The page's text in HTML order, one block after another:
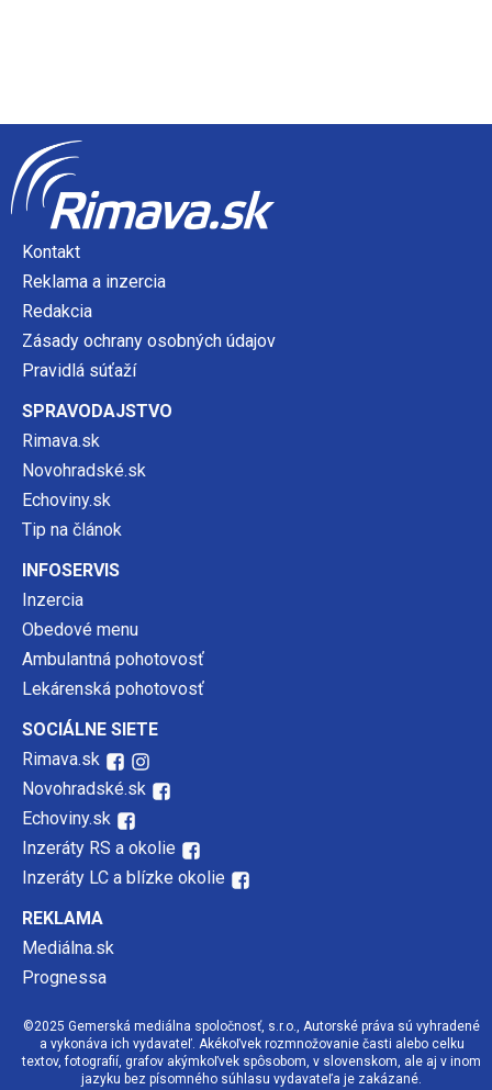
Kontakt
Reklama a inzercia
Redakcia
Zásady ochrany osobných údajov
Pravidlá súťaží
SPRAVODAJSTVO
Rimava.sk
Novohradské.sk
Echoviny.sk
Tip na článok
INFOSERVIS
Inzercia
Obedové menu
Ambulantná pohotovosť
Lekárenská pohotovosť
SOCIÁLNE SIETE
Rimava.sk
Novohradské.sk
Echoviny.sk
Inzeráty RS a okolie
Inzeráty LC a blízke okolie
REKLAMA
Mediálna.sk
Prognessa
©2025 Gemerská mediálna spoločnosť, s.r.o., Autorské práva sú vyhradené
a vykonáva ich vydavateľ. Akékoľvek rozmnožovanie časti alebo celku
textov, fotografií, grafov akýmkoľvek spôsobom, v slovenskom, ale aj v inom
jazyku bez písomného súhlasu vydavateľa je zakázané.